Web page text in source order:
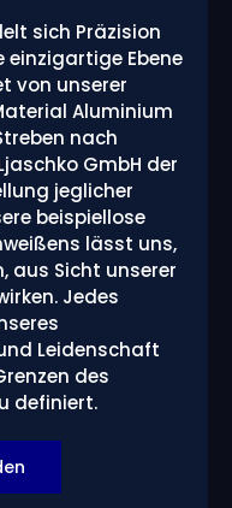
sich Präzision
einzigartige Ebene
von unserer
Aluminium
nach
GmbH der
jeglicher
beispiellose
lässt uns,
aus Sicht unserer
Jedes
Leidenschaft
des
definiert.